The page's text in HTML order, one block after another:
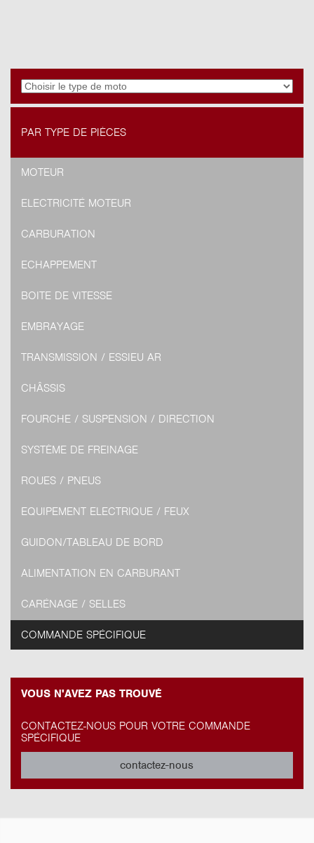
PAR TYPE DE PIÈCES
MOTEUR
ELECTRICITÉ MOTEUR
CARBURATION
ECHAPPEMENT
BOITE DE VITESSE
EMBRAYAGE
TRANSMISSION / ESSIEU AR
CHÂSSIS
FOURCHE / SUSPENSION / DIRECTION
SYSTÈME DE FREINAGE
ROUES / PNEUS
EQUIPEMENT ELECTRIQUE / FEUX
GUIDON/TABLEAU DE BORD
ALIMENTATION EN CARBURANT
CARÉNAGE / SELLES
COMMANDE SPÉCIFIQUE
VOUS N'AVEZ PAS TROUVÉ
CONTACTEZ-NOUS POUR VOTRE COMMANDE
SPÉCIFIQUE
contactez-nous